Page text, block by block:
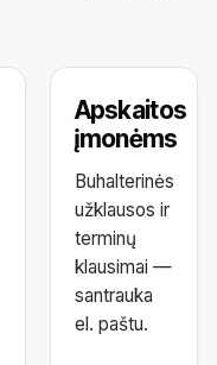
Apskaitos
įmonėms
Buhalterinės
užklausos ir
terminų
klausimai —
santrauka
el. paštu.